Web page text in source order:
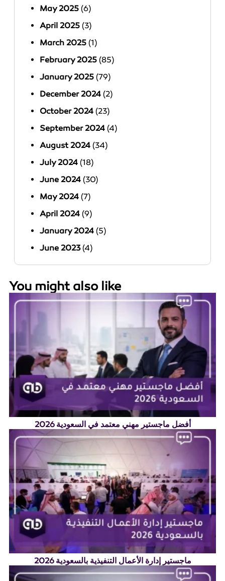
May 2025 (6)
April 2025 (3)
March 2025 (1)
February 2025 (85)
January 2025 (79)
December 2024 (2)
October 2024 (23)
September 2024 (4)
August 2024 (34)
July 2024 (18)
June 2024 (30)
May 2024 (7)
April 2024 (9)
January 2024 (5)
June 2023(4)
You might also like
أفضل ماجستير مهني معتمد في السعودية 2026
ماجستير إدارة الأعمال التنفيذية بالسعودية 2026